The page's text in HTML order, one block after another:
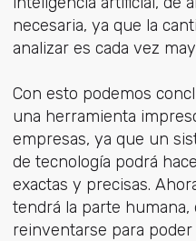
necesaria, ya que la
analizar es cada vez
Con esto podemos
una herramienta
empresas, ya que un
de tecnología podrá
exactas y precisas.
tendrá la parte humana,
reinventarse para